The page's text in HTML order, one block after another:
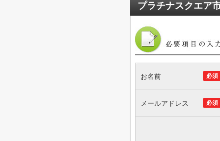
プラチナスクエア
必須
お名前
必須
メールアドレス